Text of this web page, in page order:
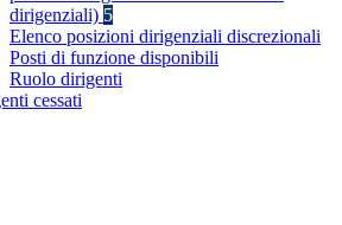
dirigenziali) 5
Elenco posizioni dirigenziali discrezionali
Posti di funzione disponibili
Ruolo dirigenti
cessati